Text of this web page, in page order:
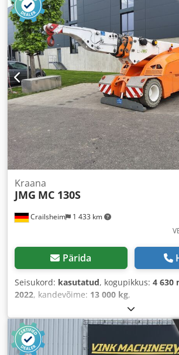
Crailsheim 1 433 km
Kraana
JMG MC 130S
Pärida
Seisukord: kasutatud, kogupikkus: 4 630
2022, kandevõime: 13 000 kg,